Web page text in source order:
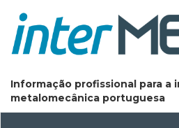
Informação profissional para a
metalomecânica portuguesa